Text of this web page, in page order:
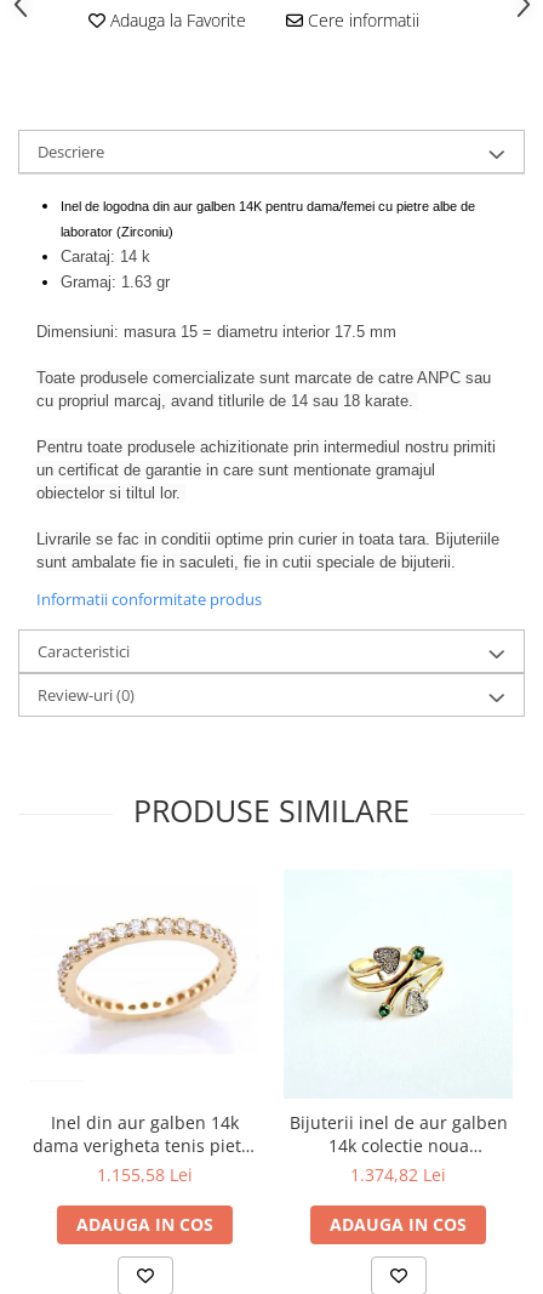
Adauga la Favorite Cere informatii
Descriere
Inel de logodna din aur galben 14K pentru dama/femei cu pietre albe de
laborator (Zirconiu)
Carataj: 14 k
Gramaj: 1.63 gr
Dimensiuni: masura 15 = diametru interior 17.5 mm
Toate produsele comercializate sunt marcate de catre ANPC sau
cu propriul marcaj, avand titlurile de 14 sau 18 karate.
Pentru toate produsele achizitionate prin intermediul nostru primiti
un certificat de garantie in care sunt mentionate gramajul
obiectelor si tiltul lor.
Livrarile se fac in conditii optime prin curier in toata tara. Bijuteriile
sunt ambalate fie in saculeti, fie in cutii speciale de bijuterii.
Informatii conformitate produs
Caracteristici
Review-uri(0)
PRODUSE SIMILARE
Inel din aur galben 14k
dama verigheta tenis pietre
albe R15
1.155,58 Lei
ADAUGA IN COS
Bijuterii inel de aur galben
14k colectie noua
INIMIOARE R13
1.374,82 Lei
ADAUGA IN COS